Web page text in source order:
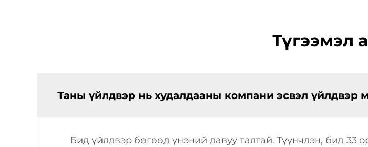
Түгээмэл
Таны үйлдвэр нь худалдааны компани эсвэл үйлдвэр
Бид үйлдвэр бөгөөд үнэний давуу талтай. Түүнчлэн, бид